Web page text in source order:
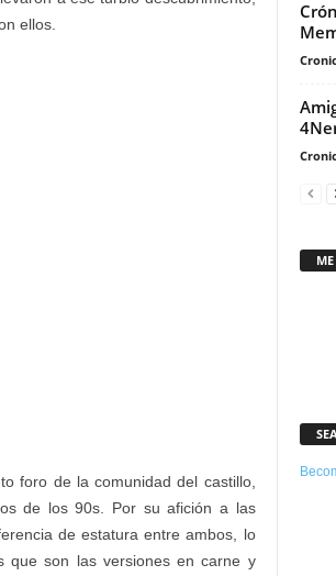
ellos.
foro de la comunidad del castillo,
de los 90s. Por su afición a las
de estatura entre ambos, lo
que son las versiones en carne y